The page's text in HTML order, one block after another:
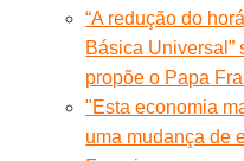
“A redução do
Básica Universal”
propõe o Papa
"Esta economia
uma mudança de